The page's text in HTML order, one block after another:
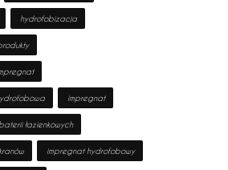
hydrofobizacja
impregnat
łazienkowych
impregnat hydrofobowy